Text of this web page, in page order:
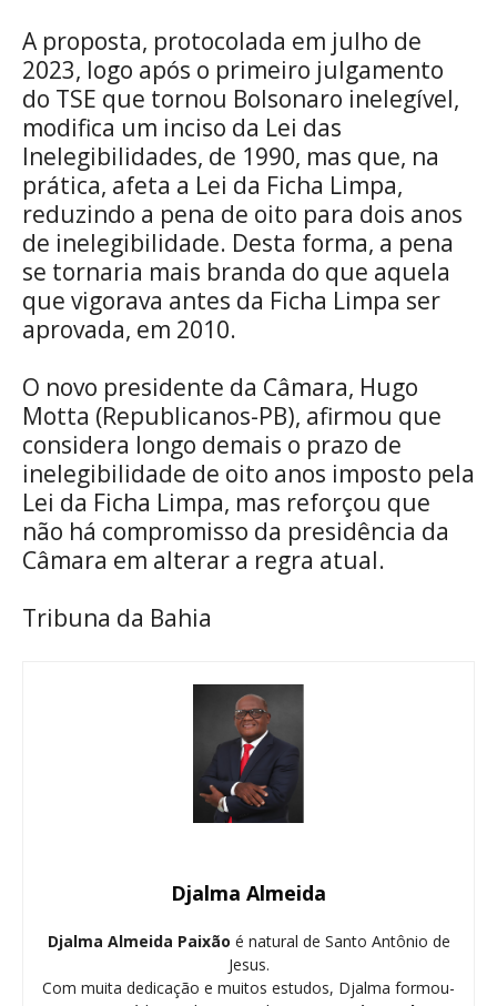
A proposta, protocolada em julho de
2023, logo após o primeiro julgamento
do TSE que tornou Bolsonaro inelegível,
modifica um inciso da Lei das
Inelegibilidades, de 1990, mas que, na
prática, afeta a Lei da Ficha Limpa,
reduzindo a pena de oito para dois anos
de inelegibilidade. Desta forma, a pena
se tornaria mais branda do que aquela
que vigorava antes da Ficha Limpa ser
aprovada, em 2010.
O novo presidente da Câmara, Hugo
Motta (Republicanos-PB), afirmou que
considera longo demais o prazo de
inelegibilidade de oito anos imposto pela
Lei da Ficha Limpa, mas reforçou que
não há compromisso da presidência da
Câmara em alterar a regra atual.
Tribuna da Bahia
Djalma Almeida
Djalma Almeida Paixão é natural de Santo Antônio de
Jesus.
Com muita dedicação e muitos estudos, Djalma formou-